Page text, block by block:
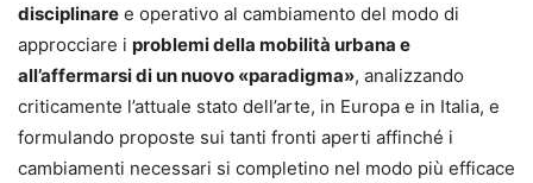
disciplinare e operativo al cambiamento del modo di
approcciare i problemi della mobilità urbana e
all’affermarsi di un nuovo «paradigma», analizzando
criticamente l’attuale stato dell’arte, in Europa e in Italia, e
formulando proposte sui tanti fronti aperti affinché i
cambiamenti necessari si completino nel modo più efficace